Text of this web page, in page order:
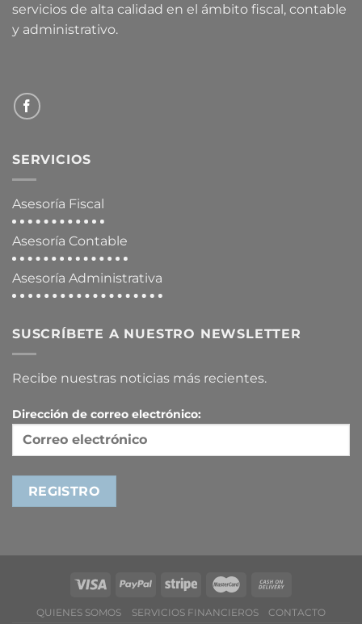
servicios de alta calidad en el ámbito fiscal, contable
y administrativo.
SERVICIOS
Asesoría Fiscal
Asesoría Contable
Asesoría Administrativa
SUSCRÍBETE A NUESTRO NEWSLETTER
Recibe nuestras noticias más recientes.
Dirección de correo electrónico:
QUIENES SOMOS SERVICIOS FINANCIEROS CONTACTO